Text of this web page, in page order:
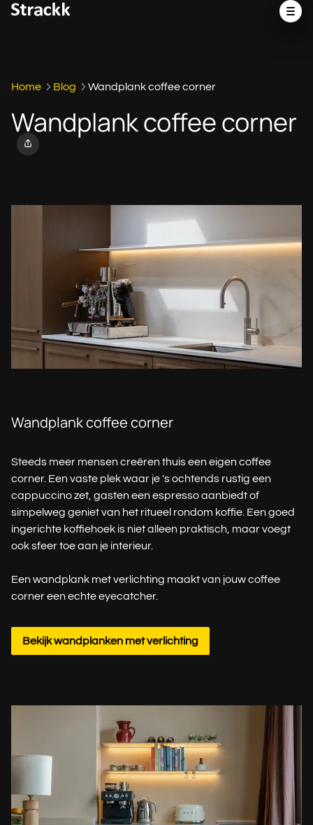
Home Blog Wandplank coffee corner
Wandplank coffee corner
Wandplank coffee corner
Steeds meer mensen creëren thuis een eigen coffee
corner. Een vaste plek waar je 's ochtends rustig een
cappuccino zet, gasten een espresso aanbiedt of
simpelweg geniet van het ritueel rondom koffie. Een goed
ingerichte koffiehoek is niet alleen praktisch, maar voegt
ook sfeer toe aan je interieur.
Een wandplank met verlichting maakt van jouw coffee
corner een echte eyecatcher.
Bekijk wandplanken met verlichting